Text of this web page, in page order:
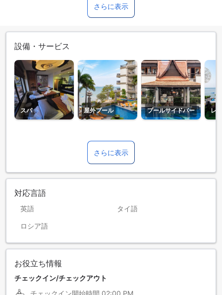
さらに表示
設備・サービス
スパ 屋外プール プールサイドバー レ
さらに表示
対応言語
英語 タイ語
ロシア語
お役立ち情報
チェックイン/チェックアウト
チェックイン開始時間 02:00 PM